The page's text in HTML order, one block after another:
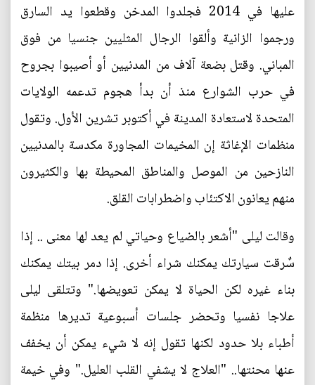
عليها في 2014 فجلدوا المدخن وقطعوا يد السارق
ورجموا الزانية وألقوا الرجال المثليين جنسيا من فوق
المباني. وقتل بضعة آلاف من المدنيين أو أصيبوا بجروح
في حرب الشوارع منذ أن بدأ هجوم تدعمه الولايات
المتحدة لاستعادة المدينة في أكتوبر تشرين الأول. وتقول
منظمات الإغاثة إن المخيمات المجاورة مكدسة بالمدنيين
النازحين من الموصل والمناطق المحيطة بها والكثيرون
منهم يعانون الاكتئاب واضطرابات القلق.
وقالت ليلى "أشعر بالضياع وحياتي لم يعد لها معنى .. إذا
سٌرقت سيارتك يمكنك شراء أخرى. إذا دمر بيتك يمكنك
بناء غيره لكن الحياة لا يمكن تعويضها." وتتلقى ليلى
علاجا نفسيا وتحضر جلسات أسبوعية تديرها منظمة
أطباء بلا حدود لكنها تقول إنه لا شيء يمكن أن يخفف
عنها محنتها.. "العلاج لا يشفي القلب العليل." وفي خيمة